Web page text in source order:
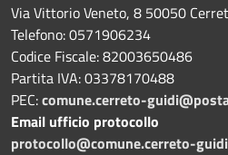
Via Vittorio Veneto, 8 50050
Telefono: 0571906234
Codice Fiscale: 82003650486
Partita IVA: 03378170488
PEC:comune.cerreto-
Email ufficio protocollo
protocollo@comune.cerreto-